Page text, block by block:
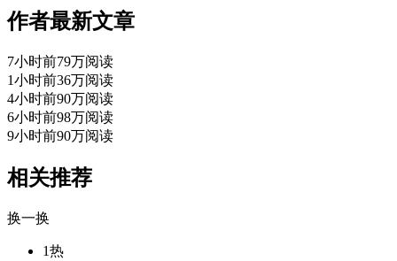
作者最新文章
7小时前79万阅读
1小时前36万阅读
4小时前90万阅读
6小时前98万阅读
9小时前90万阅读
相关推荐
换一换
1热